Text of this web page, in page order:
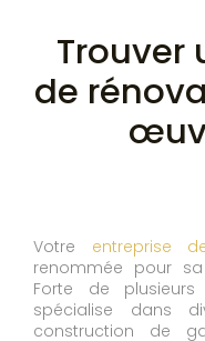
Trouver
de
Votre entreprise
renommée pour
Forte de
spécialise dans
construction de